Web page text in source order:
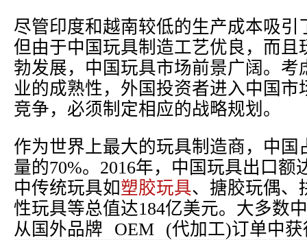
尽管印度和越南较低的生产成本吸引
但由于中国玩具制造工艺优良，而且
勃发展，中国玩具市场前景广阔。考
业的成熟性，外国投资者进入中国市
竞争，必须制定相应的战略规划。
作为世界上最大的玩具制造商，中国
量的70%。2016年，中国玩具出口额
中传统玩具如塑胶玩具、搪胶玩偶、
性玩具等总值达184亿美元。大多数
从国外品牌 OEM (代加工)订单中获